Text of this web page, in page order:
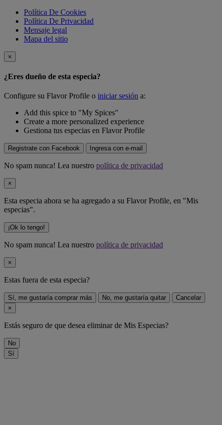
Política De Cookies
Política De Privacidad
Mensaje legal
Mapa del sitio
×
¿Eres dueño de esta especia?
Configure su Flavor Profile o iniciar sesión a:
Add this spice to "My Spices"
Create a more personalized experience
Gestiona tus especias en Flavor Profile
Registrate con Facebook Ingresa con e-mail
No spam nunca! Lea nuestro política de privacidad
×
Esta especia ahora se ha agregado a su Flavor Profile, en "Mis
especias".
¡Ok lo tengo!
No spam nunca! Lea nuestro política de privacidad
×
Estas fuera de esta especia?
Sí, me gustaría comprar más No, me gustaría quitar
Cancelar
×
Estás seguro de que desea eliminarde Mis Especias?
No
Sí